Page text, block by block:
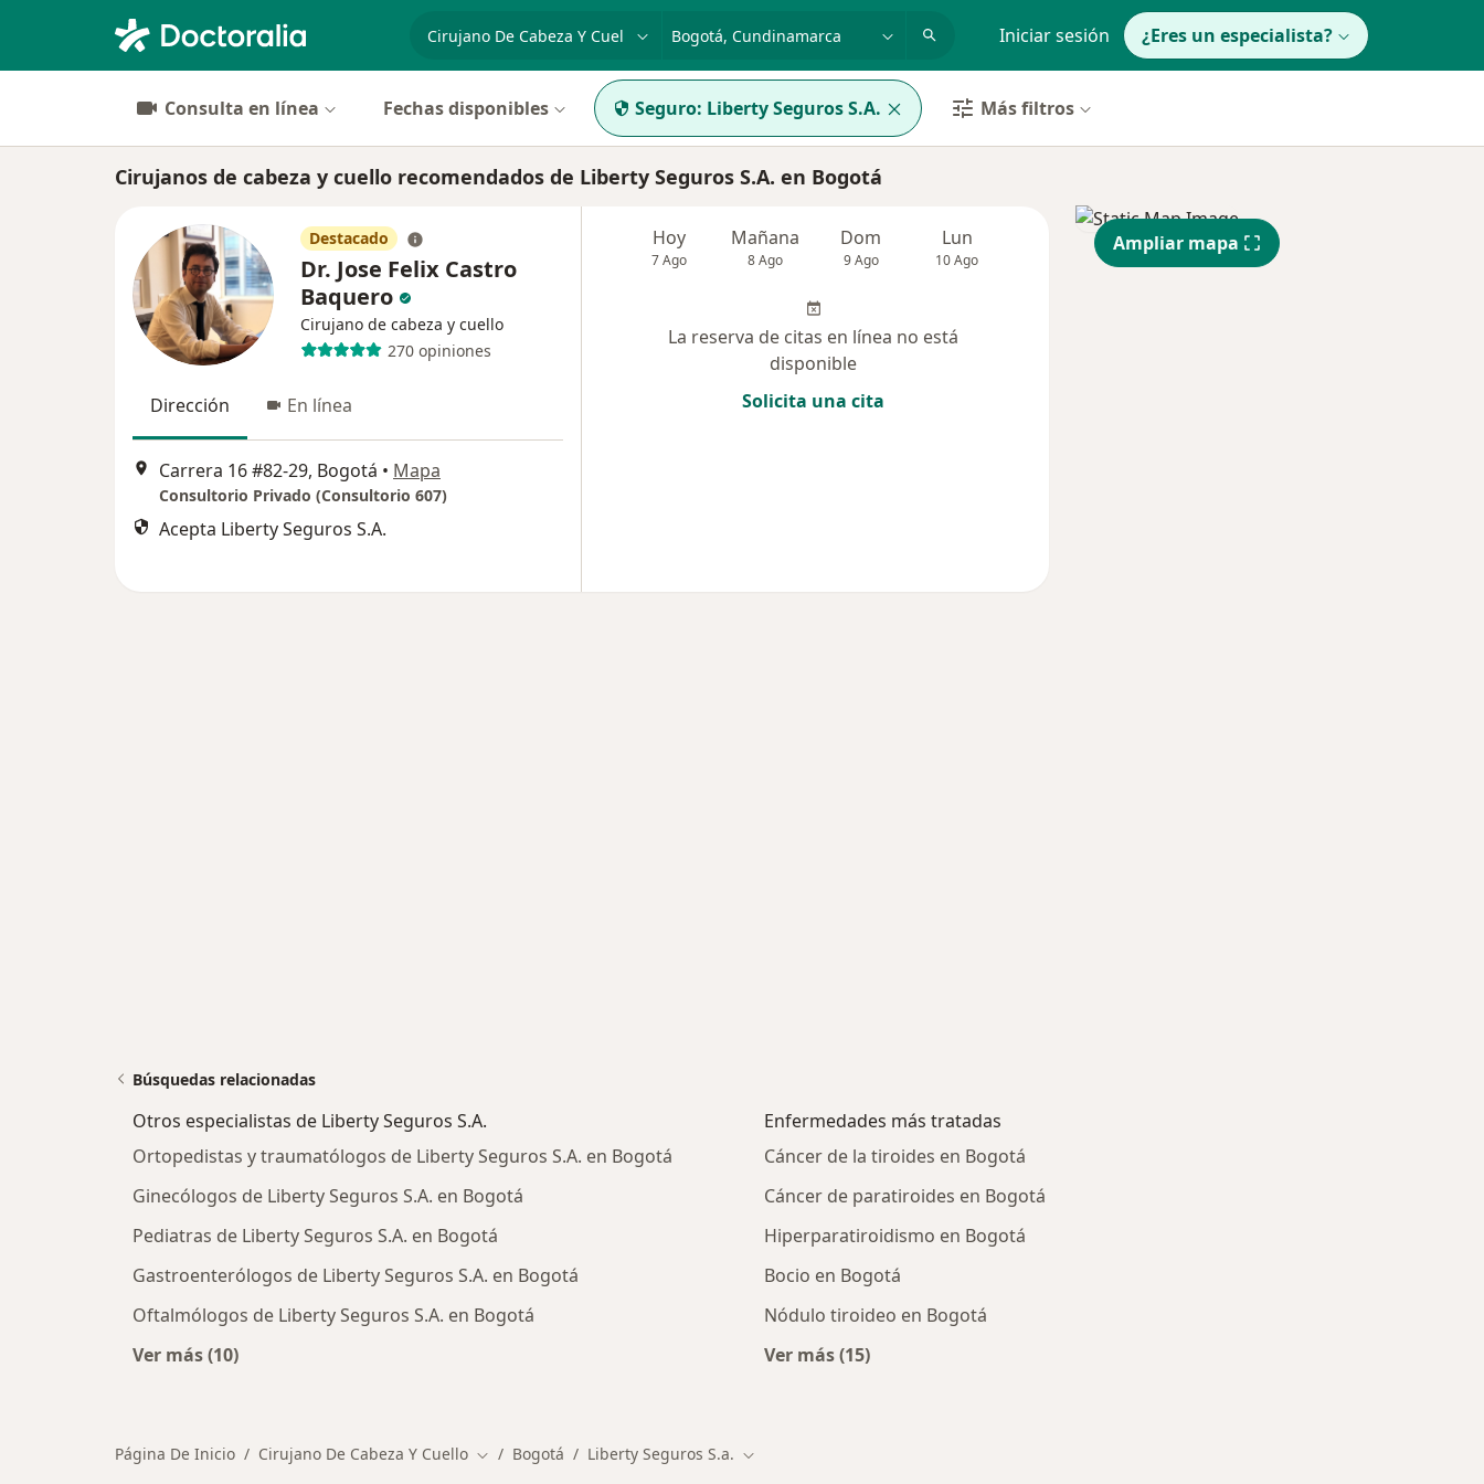
especialidad, enfermedad o nombre
p. ej. Bogotá Iniciar sesión ¿Eres un especialista?
Consulta en línea Fechas disponibles Seguro: Liberty Seguros S.A. Más filtros
Cirujanos de cabeza y cuello recomendados de Liberty Seguros S.A. en Bogotá
Destacado
Dr. Jose Felix Castro
Baquero
Cirujano de cabeza y cuello
270 opiniones
Dirección En línea
Carrera 16 #82-29, Bogotá • Mapa
Consultorio Privado (Consultorio 607)
Acepta Liberty Seguros S.A.
Hoy
7 Ago
Mañana
8 Ago
Dom
9 Ago
Lun
10 Ago
Mié
12 Ago
Jue
13 Ago
La reserva de citas en línea no está
disponible
Solicita una cita
Ampliar mapa
Búsquedas relacionadas
Otros especialistas de Liberty Seguros S.A.
Ortopedistas y traumatólogos de Liberty Seguros S.A. en Bogotá
Ginecólogos de Liberty Seguros S.A. en Bogotá
Pediatras de Liberty Seguros S.A. en Bogotá
Gastroenterólogos de Liberty Seguros S.A. en Bogotá
Oftalmólogos de Liberty Seguros S.A. en Bogotá
Ver más (10)
Enfermedades más tratadas
Cáncer de la tiroides en Bogotá
Cáncer de paratiroides en Bogotá
Hiperparatiroidismo en Bogotá
Bocio en Bogotá
Nódulo tiroideo en Bogotá
Ver más (15)
Página De Inicio Cirujano De Cabeza Y Cuello Cambiar de ciudad
Bogotá Liberty Seguros S.a. Cambiar de ciudad